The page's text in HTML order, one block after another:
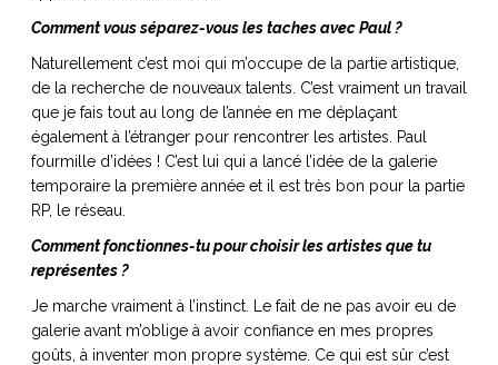
Comment vous séparez-vous les taches avec Paul ?
Naturellement c’est moi qui m’occupe de la partie artistique,
de la recherche de nouveaux talents. C’est vraiment un travail
que je fais tout au long de l’année en me déplaçant
également à l’étranger pour rencontrer les artistes. Paul
fourmille d’idées ! C’est lui qui a lancé l’idée de la galerie
temporaire la première année et il est très bon pour la partie
RP, le réseau.
Comment fonctionnes-tu pour choisir les artistes que tu
représentes ?
Je marche vraiment à l’instinct. Le fait de ne pas avoir eu de
galerie avant m’oblige à avoir confiance en mes propres
goûts, à inventer mon propre système. Ce qui est sûr c’est